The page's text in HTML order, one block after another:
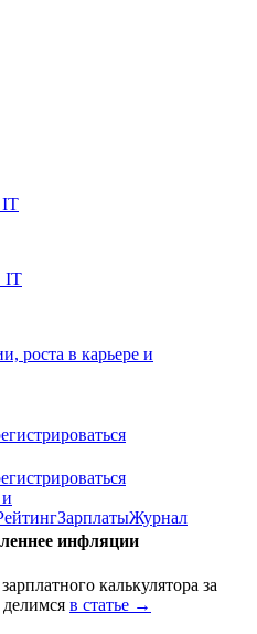
IT
IT
роста в карьере и
ЗарплатыЖурнал
инфляции
калькулятора за
в статье →